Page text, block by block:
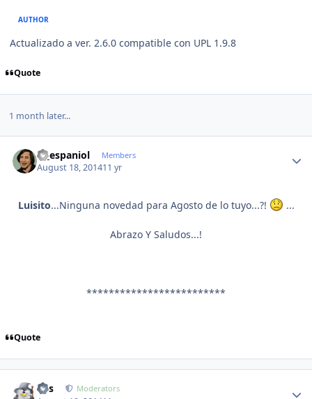
AUTHOR
Actualizado a ver. 2.6.0 compatible con UPL 1.9.8
Quote
1 month later...
el_espaniol Members
August 18, 201411 yr
Luisito...Ninguna novedad para Agosto de lo tuyo...?! ...
Abrazo Y Saludos...!
*************************
Quote
luis Moderators